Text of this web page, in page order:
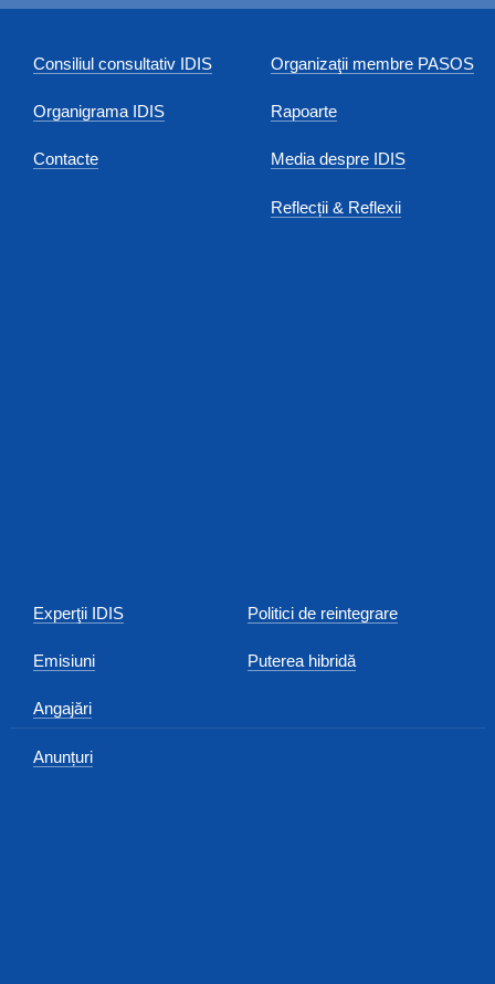
Consiliul consultativ IDIS
Organigrama IDIS
Contacte
Organizaţii membre PASOS
Rapoarte
Media despre IDIS
Reflecții & Reflexii
Experţii IDIS
Emisiuni
Angajări
Anunțuri
Politici de reintegrare
Puterea hibridă